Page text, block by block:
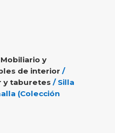
Mobiliario y
de interior /
y taburetes / Silla
(Colección